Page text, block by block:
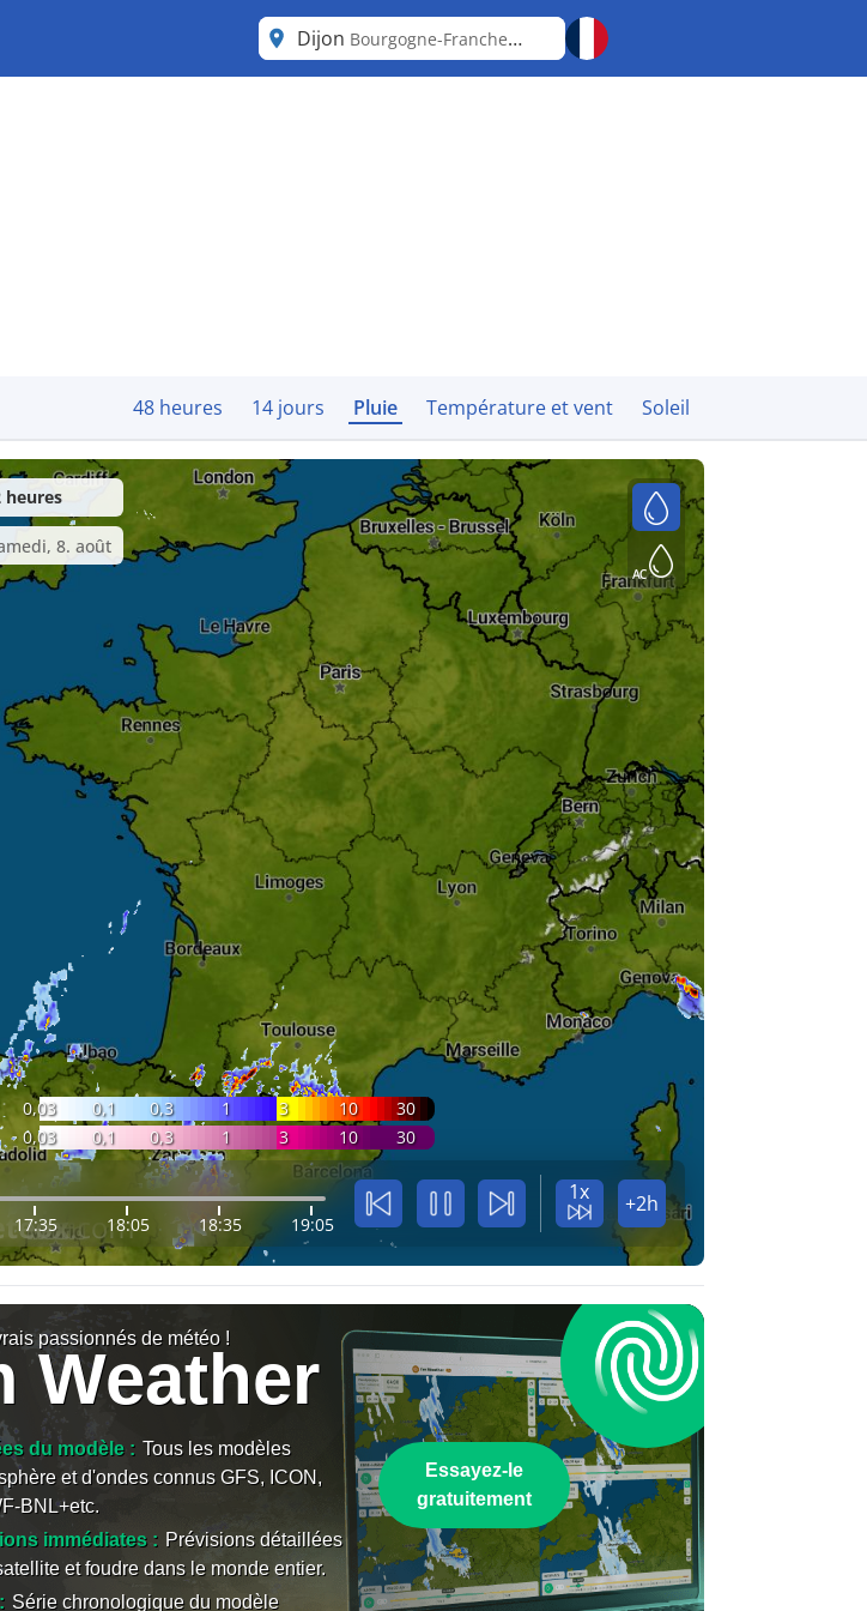
Dijon Bourgogne-Franche-Comté
48 heures 14 jours Pluie Température et vent Soleil
0,03 0,1 0,3 1 3 10
30
0,03 0,1 0,3 1 3 10
30
17:35 18:05 18:35 19:05
1x +2h
heures
8. août
passionnés de météo !
Weather
du modèle : Tous les modèles
et d'ondes connus GFS, ICON,
BNL+etc.
immédiates : Prévisions détaillées
et foudre dans le monde entier.
Série chronologique du modèle
Essayez-le
gratuitement